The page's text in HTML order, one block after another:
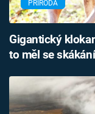
PŘÍRODA
Gigantický
to měl se